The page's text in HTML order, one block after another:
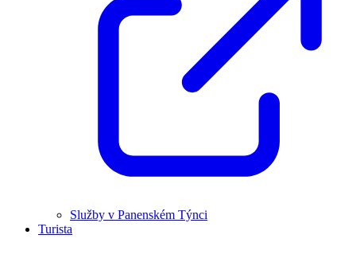
Služby v Panenském Týnci
Turista